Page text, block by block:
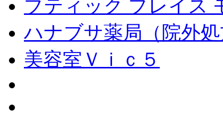
ブティック プレイス
ハナブサ薬局（院外
美容室Ｖｉｃ５